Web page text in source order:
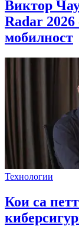
Виктор
Radar 2026
мобилност
Технологии
Кои са